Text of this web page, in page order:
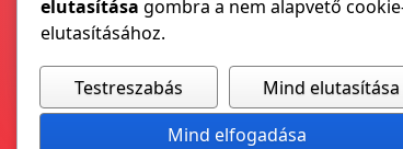
Az E-
elutasítása gombra a nem alapvető
elutasításához.
Testreszabás
Mind elutasítása
Mind elfogadása